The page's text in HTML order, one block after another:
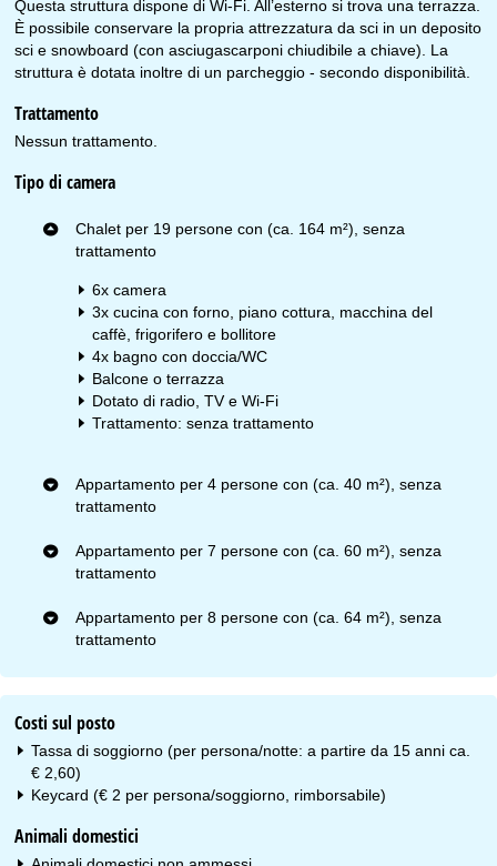
Questa struttura dispone di Wi-Fi. All’esterno si trova una terrazza.
È possibile conservare la propria attrezzatura da sci in un deposito
sci e snowboard (con asciugascarponi chiudibile a chiave). La
struttura è dotata inoltre di un parcheggio - secondo disponibilità.
Trattamento
Nessun trattamento.
Tipo di camera
Chalet per 19 persone con (ca. 164 m²), senza
trattamento
6x camera
3x cucina con forno, piano cottura, macchina del
caffè, frigorifero e bollitore
4x bagno con doccia/WC
Balcone o terrazza
Dotato di radio, TV e Wi-Fi
Trattamento: senza trattamento
Appartamento per 4 persone con (ca. 40 m²), senza
trattamento
Appartamento per 7 persone con (ca. 60 m²), senza
trattamento
Appartamento per 8 persone con (ca. 64 m²), senza
trattamento
Costi sul posto
Tassa di soggiorno (per persona/notte: a partire da 15 anni ca.
€ 2,60)
Keycard (€ 2 per persona/soggiorno, rimborsabile)
Animali domestici